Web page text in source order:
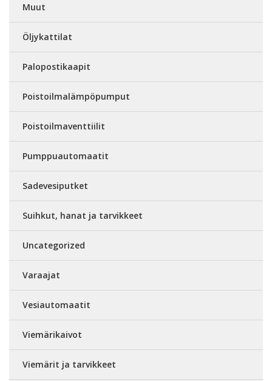
Muut
Öljykattilat
Palopostikaapit
Poistoilmalämpöpumput
Poistoilmaventtiilit
Pumppuautomaatit
Sadevesiputket
Suihkut, hanat ja tarvikkeet
Uncategorized
Varaajat
Vesiautomaatit
Viemärikaivot
Viemärit ja tarvikkeet